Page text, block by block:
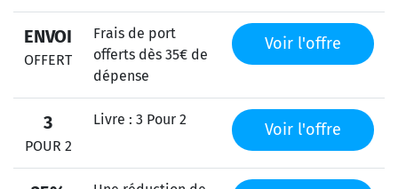
ENVOI
OFFERT
Frais de port
offerts dès 35€ de
dépense
Voir l'offre
3
POUR 2
Livre : 3 Pour 2
Voir l'offre